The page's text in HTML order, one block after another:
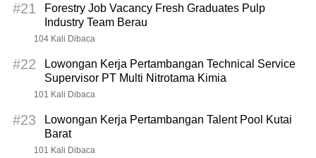
#21
Forestry Job Vacancy Fresh Graduates Pulp
Industry Team Berau
104 Kali Dibaca
#22
Lowongan Kerja Pertambangan Technical Service
Supervisor PT Multi Nitrotama Kimia
101 Kali Dibaca
#23
Lowongan Kerja Pertambangan Talent Pool Kutai
Barat
101 Kali Dibaca